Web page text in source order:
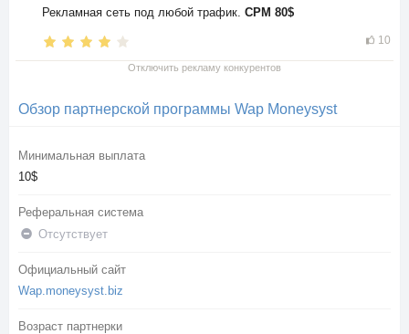
Рекламная сеть под любой трафик. CPM 80$
10
Отключить рекламу конкурентов
Обзор партнерской программы Wap Moneysyst
Минимальная выплата
10$
Реферальная система
Отсутствует
Официальный сайт
Wap.moneysyst.biz
Возраст партнерки